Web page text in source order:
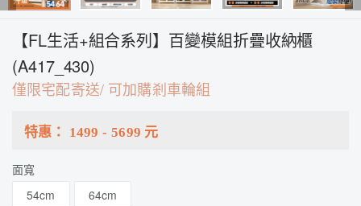
【FL生活+組合系列】百變模組折疊收納櫃
(A417_430)
僅限宅配寄送/ 可加購剎車輪組
特惠： 1499 - 5699 元
面寬
54cm
64cm